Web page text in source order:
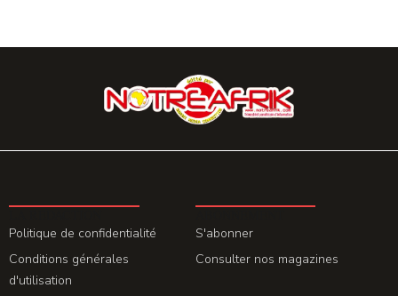
Politique de confidentialité
Conditions générales
d'utilisation
S'abonner
Consulter nos magazines